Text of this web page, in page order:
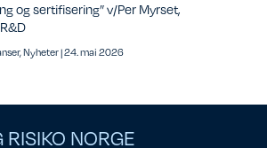
og sertifisering” v/Per Myrset,
,Nyheter|24. mai 2026
RISIKO NORGE